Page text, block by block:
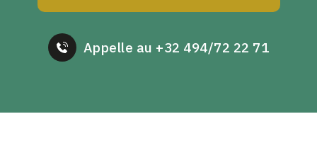
Appelle au +32 494/72 22 71